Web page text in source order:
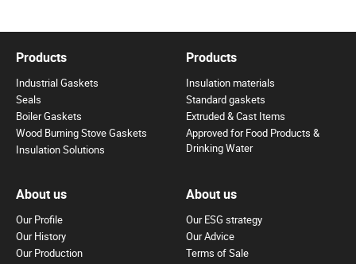
Products
Industrial Gaskets
Seals
Boiler Gaskets
Wood Burning Stove Gaskets
Insulation Solutions
Products
Insulation materials
Standard gaskets
Extruded & Cast Items
Approved for Food Products &
Drinking Water
About us
Our Profile
Our History
Our Production
About us
Our ESG strategy
Our Advice
Terms of Sale